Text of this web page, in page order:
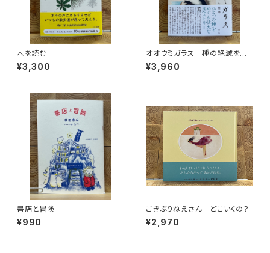
木を読む
¥3,300
オオウミガラス 種の絶滅をめ
ぐる物語
¥3,960
書店と冒険
¥990
ごきぶりねえさん どこいくの？
¥2,970